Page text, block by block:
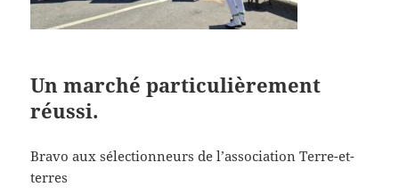
Un marché particulièrement
réussi.
Bravo aux sélectionneurs de l’association Terre-et-
terres